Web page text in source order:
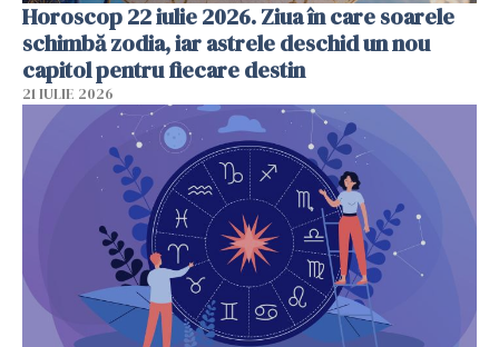
Horoscop 22 iulie 2026. Ziua în care soarele
schimbă zodia, iar astrele deschid un nou
capitol pentru fiecare destin
21 IULIE 2026